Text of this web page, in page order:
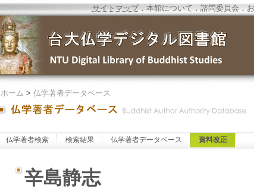
サイトマップ．本館について．諮問委員会．
ホーム > 仏学著者データベース
仏学著者検索 検索結果 仏学著者データベース 資料改正
辛島静志